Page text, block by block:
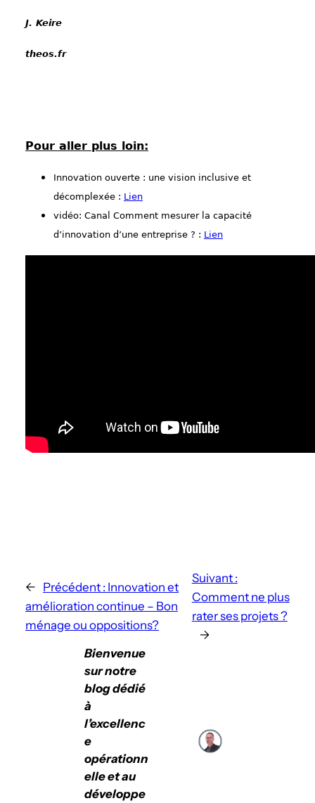
J. Keire
theos.fr
Pour aller plus loin:
Innovation ouverte : une vision inclusive et
décomplexée : Lien
vidéo: Canal Comment mesurer la capacité
d’innovation d’une entreprise ? : Lien
← Précédent : Innovation et
amélioration continue – Bon
ménage ou oppositions?
Suivant :
Comment ne plus
rater ses projets ?
→
Bienvenue
sur notre
blog dédié
à
l’excellenc
e
opérationn
elle et au
développe